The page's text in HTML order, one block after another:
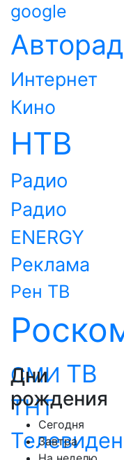
google
Интернет
Кино
НТВ
Радио
Радио
ENERGY
Реклама
Рен ТВ
СМИ ТВ
ТНТ
Дни
рождения
Сегодня
Завтра